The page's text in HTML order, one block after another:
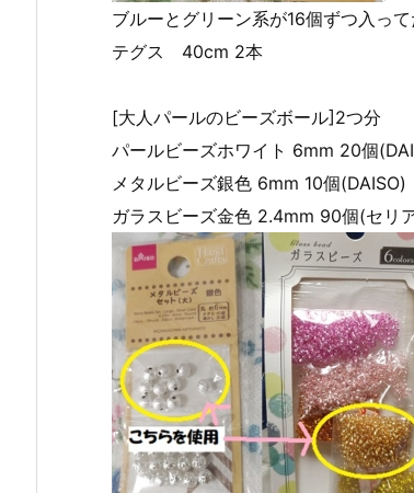
ブルーとグリーン系が16個ずつ入っ
テグス 40cm 2本
[大人パールのビーズボール]2つ分
パールビーズホワイト 6mm 20個
メタルビーズ銀色 6mm 10個(DAISO)
ガラスビーズ金色 2.4mm 90個(セリ